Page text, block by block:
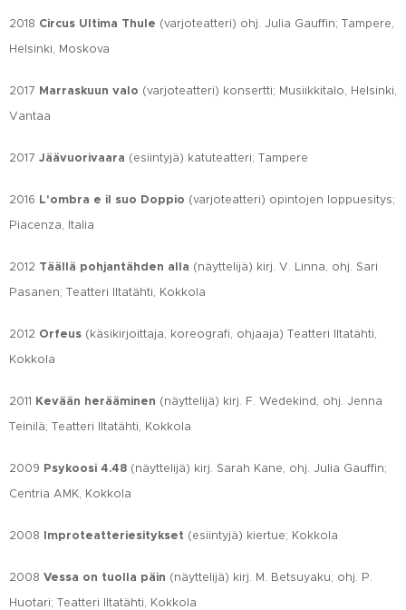
2018 Circus Ultima Thule (varjoteatteri) ohj. Julia Gauffin; Tampere,
Helsinki, Moskova
2017 Marraskuun valo (varjoteatteri) konsertti; Musiikkitalo, Helsinki,
Vantaa
2017 Jäävuorivaara (esiintyjä) katuteatteri; Tampere
2016 L'ombra e il suo Doppio (varjoteatteri) opintojen loppuesitys;
Piacenza, Italia
2012 Täällä pohjantähden alla (näyttelijä) kirj. V. Linna, ohj. Sari
Pasanen; Teatteri Iltatähti, Kokkola
2012 Orfeus (käsikirjoittaja, koreografi, ohjaaja) Teatteri Iltatähti,
Kokkola
2011 Kevään herääminen (näyttelijä) kirj. F. Wedekind, ohj. Jenna
Teinilä; Teatteri Iltatähti, Kokkola
2009 Psykoosi 4.48 (näyttelijä) kirj. Sarah Kane, ohj. Julia Gauffin;
Centria AMK, Kokkola
2008 Improteatteriesitykset (esiintyjä) kiertue; Kokkola
2008 Vessa on tuolla päin (näyttelijä) kirj. M. Betsuyaku, ohj. P.
Huotari; Teatteri Iltatähti, Kokkola